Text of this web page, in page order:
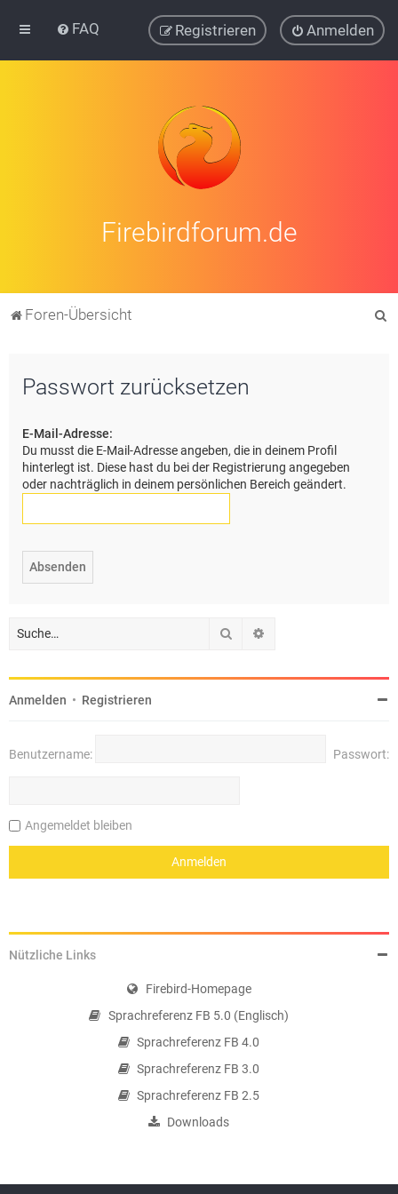
FAQ Anmelden
Registrieren
Firebirdforum.de
Foren-Übersicht
Passwort zurücksetzen
E-Mail-Adresse:
Du musst die E-Mail-Adresse angeben, die in deinem Profil
hinterlegt ist. Diese hast du bei der Registrierung angegeben
oder nachträglich in deinem persönlichen Bereich geändert.
Suche
Anmelden • Registrieren
Benutzername: Passwort:
Angemeldet bleiben
Nützliche Links
Firebird-Homepage
Sprachreferenz FB 5.0 (Englisch)
Sprachreferenz FB 4.0
Sprachreferenz FB 3.0
Sprachreferenz FB 2.5
Downloads